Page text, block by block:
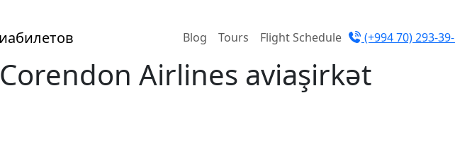
Blog Tours Flight Schedule (+994 70) 293-
Corendon Airlines aviaşirkət